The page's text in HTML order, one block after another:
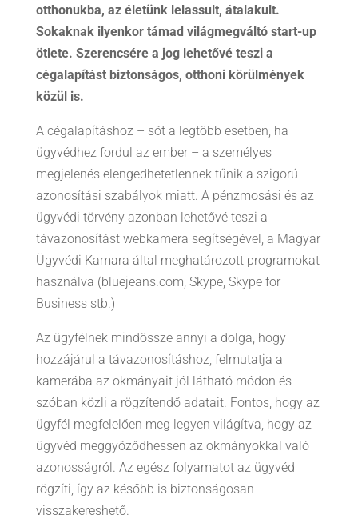
otthonukba, az életünk lelassult, átalakult.
Sokaknak ilyenkor támad világmegváltó start-up
ötlete. Szerencsére a jog lehetővé teszi a
cégalapítást biztonságos, otthoni körülmények
közül is.
A cégalapításhoz – sőt a legtöbb esetben, ha
ügyvédhez fordul az ember – a személyes
megjelenés elengedhetetlennek tűnik a szigorú
azonosítási szabályok miatt. A pénzmosási és az
ügyvédi törvény azonban lehetővé teszi a
távazonosítást webkamera segítségével, a Magyar
Ügyvédi Kamara által meghatározott programokat
használva (bluejeans.com, Skype, Skype for
Business stb.)
Az ügyfélnek mindössze annyi a dolga, hogy
hozzájárul a távazonosításhoz, felmutatja a
kamerába az okmányait jól látható módon és
szóban közli a rögzítendő adatait. Fontos, hogy az
ügyfél megfelelően meg legyen világítva, hogy az
ügyvéd meggyőződhessen az okmányokkal való
azonosságról. Az egész folyamatot az ügyvéd
rögzíti, így az később is biztonságosan
visszakereshető.